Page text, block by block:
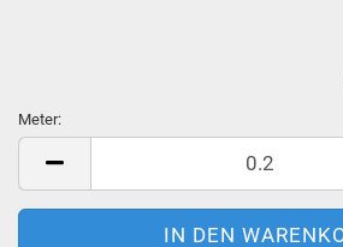
Meter:
Meter